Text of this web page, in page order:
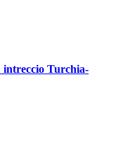
intreccio Turchia-